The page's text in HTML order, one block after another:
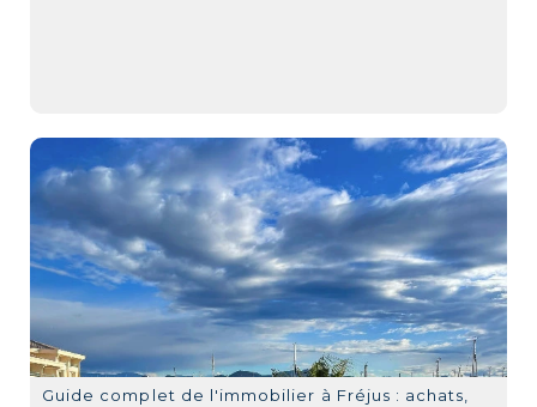
Guide complet de l'immobilier à Fréjus : achats,